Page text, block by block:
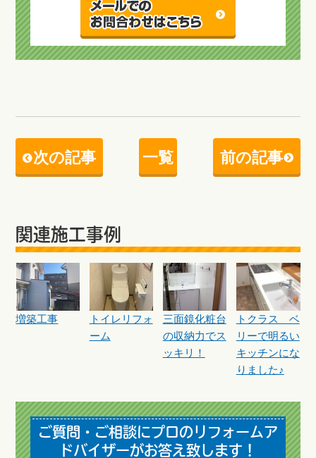
次の記事 一覧 前の記事
関連施工事例
増築工事
トイレリフォ
ーム
三面鏡化粧台
の収納力でス
ッキリ！
トクラス ベ
リーで明るい
キッチンにな
りました♪
ご質問・ご相談にプロのリフォームア
ドバイザーがお答え致します！